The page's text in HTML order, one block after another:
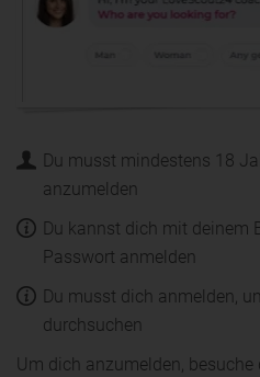
Du musst mindestens 18
anzumelden
Du kannst dich mit deinem
Passwort anmelden
Du musst dich anmelden,
durchsuchen
Um dich anzumelden,